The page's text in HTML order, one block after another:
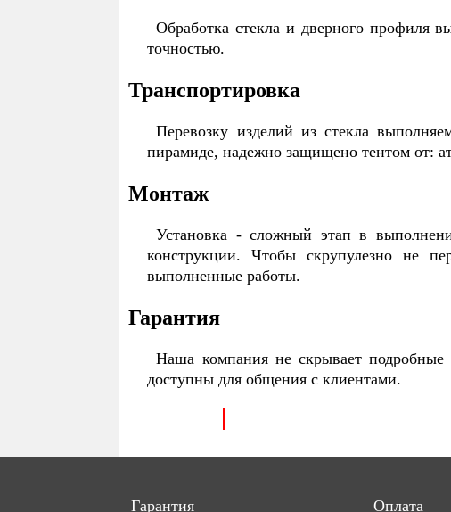
Обработка стекла и дверного профиля
точностью.
Транспортировка
Перевозку изделий из стекла
пирамиде, надежно защищено тентом от:
Монтаж
Установка - сложный этап в
конструкции. Чтобы скрупулезно не
выполненные работы.
Гарантия
Наша компания не скрывает
доступны для общения с клиентами.
Гарантия Оплата